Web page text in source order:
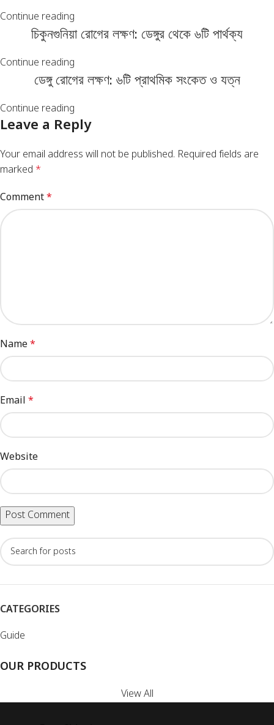
Continue reading
চিকুনগুনিয়া রোগের লক্ষণ: ডেঙ্গুর থেকে ৬টি পার্থক্য
Continue reading
ডেঙ্গু রোগের লক্ষণ: ৬টি প্রাথমিক সংকেত ও যত্ন
Continue reading
Leave a Reply
Your email address will not be published. Required fields are
marked *
Comment*
Name*
Email *
Website
CATEGORIES
Guide
OUR PRODUCTS
View All